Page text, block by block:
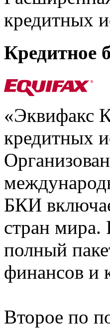
кредитных
Кредитное
«Эквифакс
кредитных
БКИ
стран мира.
полный
финансов и
Второе по